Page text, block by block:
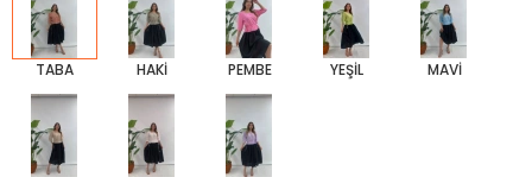
TABA HAKİ PEMBE YEŞİL MAVİ